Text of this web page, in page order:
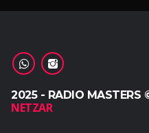
2025 - RADIO MASTERS
NETZAR